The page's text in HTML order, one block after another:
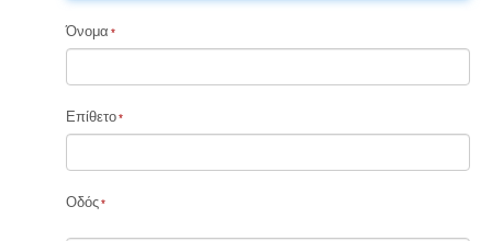
Όνομα
Επίθετο
Οδός